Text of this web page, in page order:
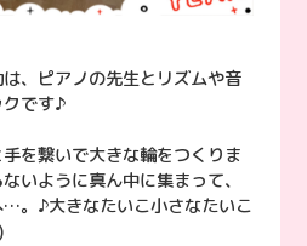
、ピアノの先生とリズムや音
です♪
を繋いで大きな輪をつくりま
いように真ん中に集まって、
。♪大きなたいこ小さなたいこ